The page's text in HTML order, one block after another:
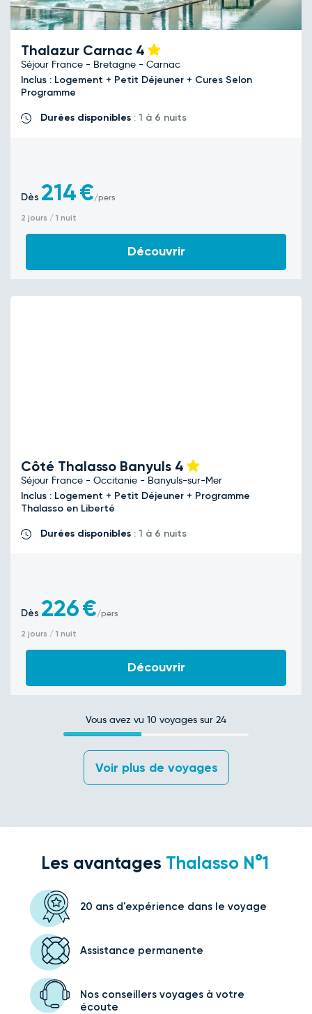
Thalazur Carnac 4
Séjour France - Bretagne - Carnac
Inclus : Logement + Petit Déjeuner + Cures Selon
Programme
Durées disponibles : 1 à 6 nuits
Dès 214€/pers
2 jours / 1 nuit
Découvrir
Côté Thalasso Banyuls 4
Séjour France - Occitanie - Banyuls-sur-Mer
Inclus : Logement + Petit Déjeuner + Programme
Thalasso en Liberté
Durées disponibles : 1 à 6 nuits
Dès 226€/pers
2 jours / 1 nuit
Découvrir
Vous avez vu 10 voyages sur 24
Les avantages Thalasso N°1
20 ans d'expérience dans le voyage
Assistance permanente
Nos conseillers voyagesà votre
écoute